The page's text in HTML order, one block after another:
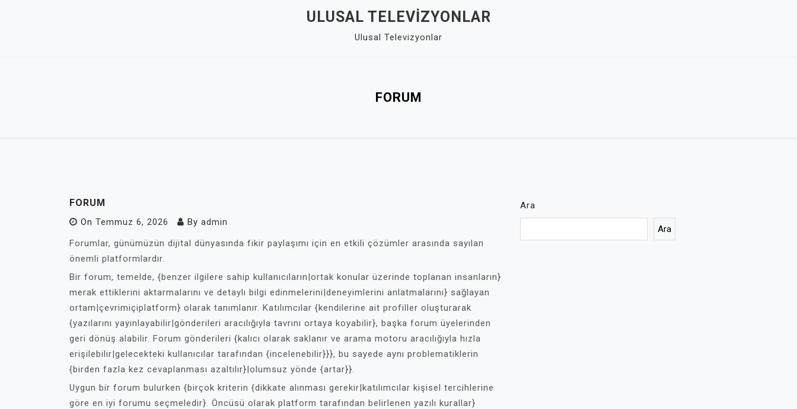
ULUSAL TELEVIZYONLAR
Ulusal Televizyonlar
FORUM
FORUM
On Temmuz 6, 2026 By admin
Forumlar, günümüzün dijital dünyasında fikir paylaşımı için en etkili çözümler arasında sayılan
önemli platformlardır.
Bir forum, temelde, {benzer ilgilere sahip kullanıcıların|ortak konular üzerinde toplanan insanların}
merak ettiklerini aktarmalarını ve detaylı bilgi edinmelerini|deneyimlerini anlatmalarını} sağlayan
ortam|çevrimiçiplatform} olarak tanımlanır. Katılımcılar {kendilerine ait profiller oluşturarak
{yazılarını yayınlayabilir|gönderileri aracılığıyla tavrını ortaya koyabilir}, başka forum üyelerinden
geri dönüş alabilir. Forum gönderileri {kalıcı olarak saklanır ve arama motoru aracılığıyla hızla
erişilebilir|gelecekteki kullanıcılar tarafından {incelenebilir}}}, bu sayede aynı problematiklerin
{birden fazla kez cevaplanması azaltılır}|olumsuz yönde {artar}}.
Uygun bir forum bulurken {birçok kriterin {dikkate alınması gerekir|katılımcılar kişisel tercihlerine
göre en iyi forumu seçmeledir}. Öncüsü olarak platform tarafından belirlenen yazılı kurallar}
Ara
Ara